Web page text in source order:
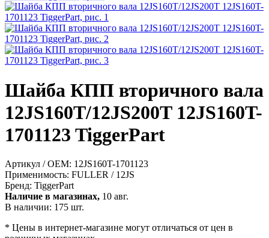
Шайба КПП вторичного вала
12JS160T/12JS200T 12JS160T-
1701123 TiggerPart
Артикул / OEM: 12JS160T-1701123
Применимость: FULLER / 12JS
Бренд: TiggerPart
Наличие в магазинах, 10 авг.
В наличии: 175 шт.
* Цены в интернет-магазине могут отличаться от цен в